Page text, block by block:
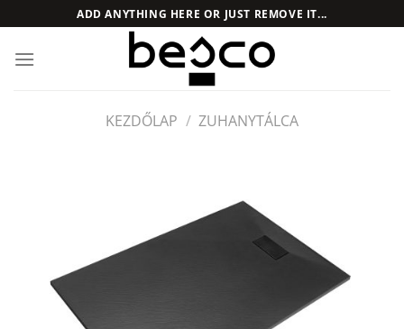
to
content
ADD ANYTHING HERE OR JUST REMOVE IT...
KEZDŐLAP / ZUHANYTÁLCA